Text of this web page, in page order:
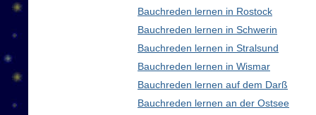
Bauchreden lernen in Rostock
Bauchreden lernen in Schwerin
Bauchreden lernen in Stralsund
Bauchreden lernen in Wismar
Bauchreden lernen auf dem Darß
Bauchreden lernen an der Ostsee